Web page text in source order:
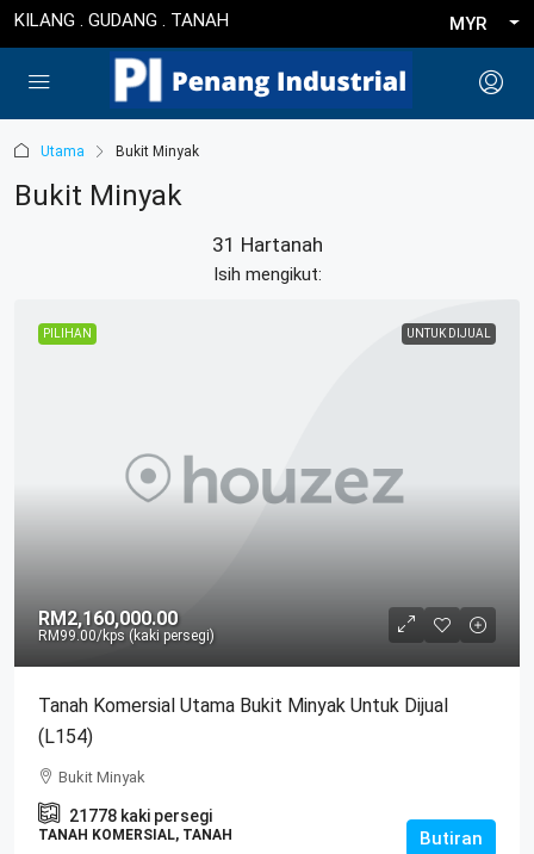
KILANG . GUDANG . TANAH MYR
Utama Bukit Minyak
Bukit Minyak
31 Hartanah
Isih mengikut:
PILIHAN UNTUK DIJUAL
RM2,160,000.00
RM99.00/kps (kaki persegi)
Tanah Komersial Utama Bukit Minyak Untuk Dijual
(L154)
Bukit Minyak
21778 kaki persegi
TANAH KOMERSIAL, TANAH Butiran